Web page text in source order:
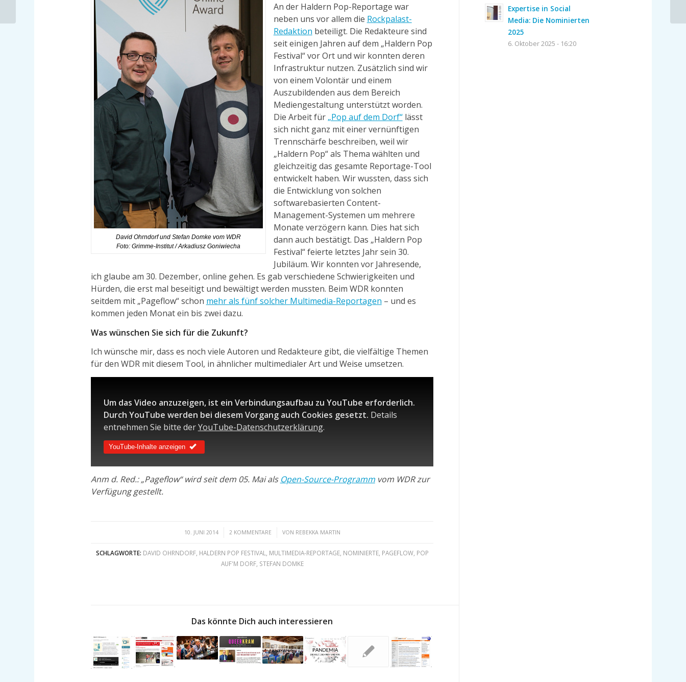
David Ohrndorf und Stefan Domke vom WDR
Foto: Grimme-Institut / Arkadiusz Goniwiecha
An der Haldern Pop-Reportage war
neben uns vor allem die Rockpalast-
Redaktion beteiligt. Die Redakteure sind
seit einigen Jahren auf dem „Haldern Pop
Festival“ vor Ort und wir konnten deren
Infrastruktur nutzen. Zusätzlich sind wir
von einem Volontär und einem
Auszubildenden aus dem Bereich
Mediengestaltung unterstützt worden.
Die Arbeit für „Pop auf dem Dorf“lässt
sich nicht ganz mit einer vernünftigen
Trennschärfe beschreiben, weil wir
„Haldern Pop“ als Thema wählten und
gleichzeitig das gesamte Reportage-Tool
entwickelt haben. Wir wussten, dass sich
die Entwicklung von solchen
softwarebasierten Content-
Management-Systemen um mehrere
Monate verzögern kann. Dies hat sich
dann auch bestätigt. Das „Haldern Pop
Festival“ feierte letztes Jahr sein 30.
Jubiläum. Wir konnten vor Jahresende,
ich glaube am 30. Dezember, online gehen. Es gab verschiedene Schwierigkeiten und
Hürden, die erst mal beseitigt und bewältigt werden mussten. Beim WDR konnten
seitdem mit „Pageflow“ schon mehr als fünf solcher Multimedia-Reportagen – und es
kommen jeden Monat ein bis zwei dazu.
Was wünschen Sie sich für die Zukunft?
Ich wünsche mir, dass es noch viele Autoren und Redakteure gibt, die vielfältige Themen
für den WDR mit diesem Tool, in ähnlicher multimedialer Art und Weise umsetzen.
Um das Video anzuzeigen, ist ein Verbindungsaufbau zu YouTube erforderlich.
Durch YouTube werden bei diesem Vorgang auch Cookies gesetzt. Details
entnehmen Sie bitte derYouTube-Datenschutzerklärung.
YouTube-Inhalte anzeigen
Anm d. Red.: „Pageflow“ wird seit dem 05. Mai als Open-Source-Programmvom WDR zur
Verfügung gestellt.
10. JUNI 2014
/ 2 KOMMENTARE
/ VON REBEKKA MARTIN
SCHLAGWORTE: DAVID OHRNDORF, HALDERN POP FESTIVAL MULTIMEDIA-REPORTAGE, NOMINIERTE, PAGEFLOW, POP
AUF'M DORF, STEFAN DOMKE
Das könnte Dich auch interessieren
Expertise in Social
Media: Die Nominierten
2025
6. Oktober 2025 - 16:20